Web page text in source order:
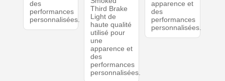
des
performances
personnalisées.
Third Brake
Light de
haute qualité
utilisé pour
une
apparence et
des
performances
personnalisées.
apparence et
des
performances
personnalisées.